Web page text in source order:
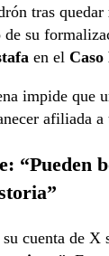
tras quedar
de su
en el Caso
impide que
afiliada
“Pueden
cuenta de X